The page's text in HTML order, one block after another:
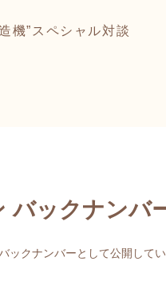
機”スペシャル対談
バックナンバ
クナンバーとして公開してい